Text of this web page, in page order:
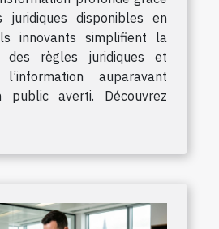
juridiques disponibles en
innovants simplifient la
des règles juridiques et
auparavant
public averti. Découvrez